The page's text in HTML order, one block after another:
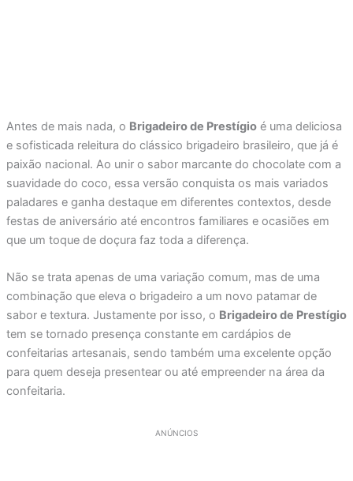
Antes de mais nada, o Brigadeiro de Prestígioé uma deliciosa
e sofisticada releitura do clássico brigadeiro brasileiro, que já é
paixão nacional. Ao unir o sabor marcante do chocolate com a
suavidade do coco, essa versão conquista os mais variados
paladares e ganha destaque em diferentes contextos, desde
festas de aniversário até encontros familiares e ocasiões em
que um toque de doçura faz toda a diferença.
Não se trata apenas de uma variação comum, mas de uma
combinação que eleva o brigadeiro a um novo patamar de
sabor e textura. Justamente por isso, o Brigadeiro de Prestígio
tem se tornado presença constante em cardápios de
confeitarias artesanais, sendo também uma excelente opção
para quem deseja presentear ou até empreender na área da
confeitaria.
ANÚNCIOS